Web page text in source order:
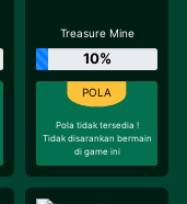
Treasure Mine
10%
Pola tidak tersedia !
Tidak disarankan bermain
di game ini